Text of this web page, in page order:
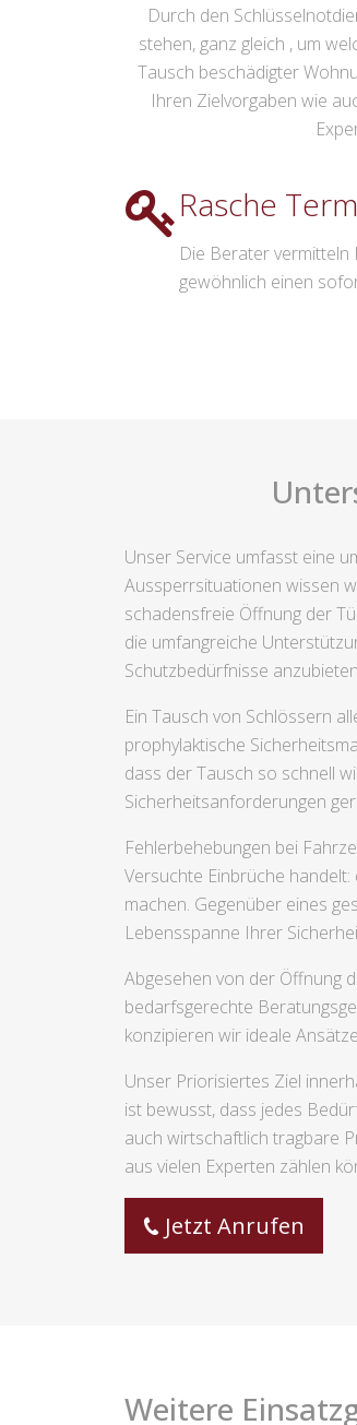
Durch den
stehen, ganz gleich , um
Tausch beschädigter
Ihren Zielvorgaben wie
Rasche
Die Berater vermitteln
gewöhnlich einen
Unser Service umfasst eine
Aussperrsituationen wissen
schadensfreie Öffnung der
die umfangreiche
Schutzbedürfnisse
Ein Tausch von Schlössern
prophylaktische
dass der Tausch so schnell
Sicherheitsanforderungen
Fehlerbehebungen bei
Versuchte Einbrüche
machen. Gegenüber eines
Lebensspanne Ihrer
Abgesehen von der Öffnung
bedarfsgerechte
konzipieren wir ideale
Unser Priorisiertes Ziel
ist bewusst, dass jedes
auch wirtschaftlich tragbare
aus vielen Experten zählen
Jetzt Anrufen
Weitere